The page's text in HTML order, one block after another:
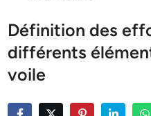
Définition des
différents
voile